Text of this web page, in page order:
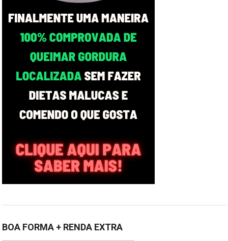
BOA FORMA + RENDA EXTRA